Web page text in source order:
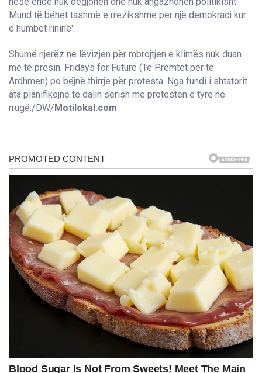
Mund të bëhet tashmë e rrezikshme për një demokraci kur
e humbet rininë'.
Shumë njerëz në lëvizjen për mbrojtjen e klimës nuk duan
më të presin. Fridays for Future (Të Premtet për të
Ardhmen) po bëjnë thirrje për protesta. Nga fundi i shtatorit
ata planifikojnë të dalin sërish me protestën e tyre në
rrugë./DW/ Motilokal.com